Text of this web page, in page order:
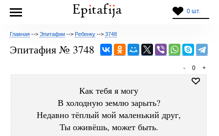
0 шт.
Главная --> Эпитафии --> Ребенку --> 3748
Эпитафия № 3748
+
0
-
Как тебя я могу
В холодную землю зарыть?
Недавно тёплый мой маленький друг,
Ты оживёшь, может быть.